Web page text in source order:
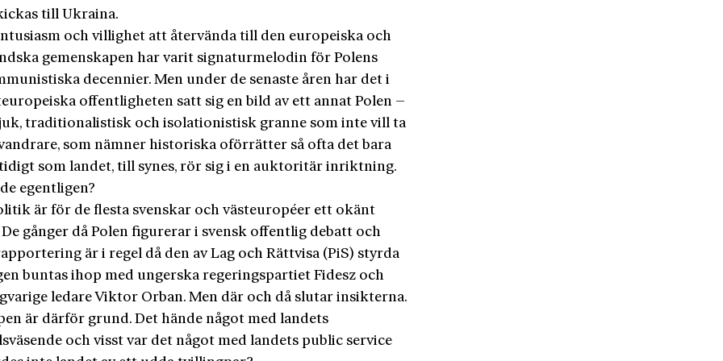
till Ukraina.
och villighet att återvända till den europeiska och
gemenskapen har varit signaturmelodin för Polens
decennier. Men under de senaste åren har det i
offentligheten satt sig en bild av ett annat Polen –
traditionalistisk och isolationistisk granne som inte vill ta
som nämner historiska oförrätter så ofta det bara
som landet, till synes, rör sig i en auktoritär inriktning.
egentligen?
är för de flesta svenskar och västeuropéer ett okänt
gånger då Polen figurerar i svensk offentlig debatt och
är i regel då den av Lag och Rättvisa (PiS) styrda
buntas ihop med ungerska regeringspartiet Fidesz och
ledare Viktor Orban. Men där och då slutar insikterna.
är därför grund. Det hände något med landets
och visst var det något med landets public service